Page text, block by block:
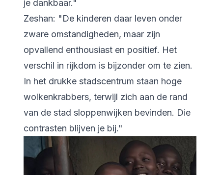
je dankbaar."
Zeshan: "De kinderen daar leven onder
zware omstandigheden, maar zijn
opvallend enthousiast en positief. Het
verschil in rijkdom is bijzonder om te zien.
In het drukke stadscentrum staan hoge
wolkenkrabbers, terwijl zich aan de rand
van de stad sloppenwijken bevinden. Die
contrasten blijven je bij."